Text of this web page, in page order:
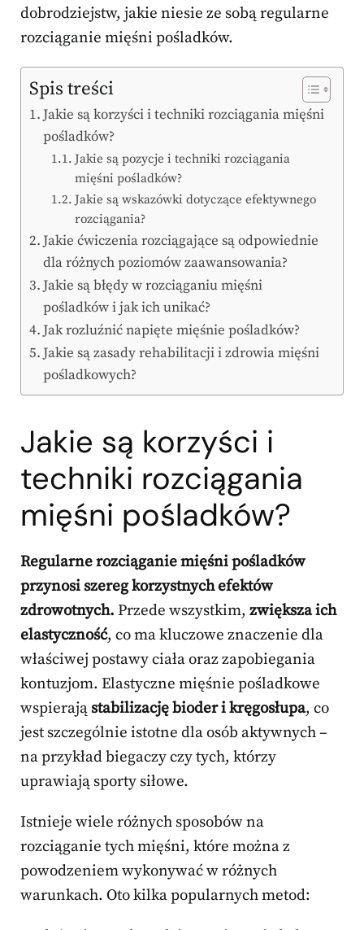
dobrodziejstw, jakie niesie ze sobą regularne
rozciąganie mięśni pośladków.
Spis treści
Jakie są korzyści i techniki rozciągania mięśni
pośladków?
Jakie są pozycje i techniki rozciągania
mięśni pośladków?
Jakie są wskazówki dotyczące efektywnego
rozciągania?
Jakie ćwiczenia rozciągające są odpowiednie
dla różnych poziomów zaawansowania?
Jakie są błędy w rozciąganiu mięśni
pośladków i jak ich unikać?
Jak rozluźnić napięte mięśnie pośladków?
Jakie są zasady rehabilitacji i zdrowia mięśni
pośladkowych?
Jakie są korzyści i
techniki rozciągania
mięśni pośladków?
Regularne rozciąganie mięśni pośladków
przynosi szereg korzystnych efektów
zdrowotnych. Przede wszystkim, zwiększa ich
elastyczność, co ma kluczowe znaczenie dla
właściwej postawy ciała oraz zapobiegania
kontuzjom. Elastyczne mięśnie pośladkowe
wspierają stabilizację bioder i kręgosłupa, co
jest szczególnie istotne dla osób aktywnych –
na przykład biegaczy czy tych, którzy
uprawiają sporty siłowe.
Istnieje wiele różnych sposobów na
rozciąganie tych mięśni, które można z
powodzeniem wykonywać w różnych
warunkach. Oto kilka popularnych metod: